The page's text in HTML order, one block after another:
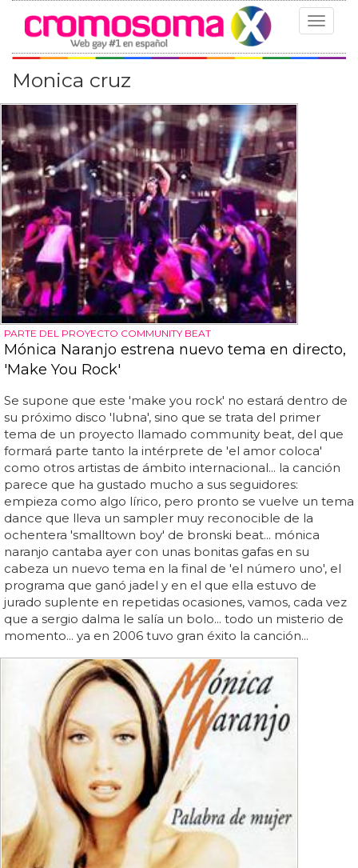
Toggle
Monica cruz
PARTE DEL PROYECTO COMMUNITY BEAT
Mónica Naranjo estrena nuevo tema en directo,
'Make You Rock'
Se supone que este 'make you rock' no estará dentro de
su próximo disco 'lubna', sino que se trata del primer
tema de un proyecto llamado community beat, del que
formará parte tanto la intérprete de 'el amor coloca'
como otros artistas de ámbito internacional... la canción
parece que ha gustado mucho a sus seguidores:
empieza como algo lírico, pero pronto se vuelve un tema
dance que lleva un sampler muy reconocible de la
ochentera 'smalltown boy' de bronski beat... mónica
naranjo cantaba ayer con unas bonitas gafas en su
cabeza un nuevo tema en la final de 'el número uno', el
programa que ganó jadel y en el que ella estuvo de
jurado suplente en repetidas ocasiones, vamos, cada vez
que a sergio dalma le salía un bolo... todo un misterio de
momento... ya en 2006 tuvo gran éxito la canción...